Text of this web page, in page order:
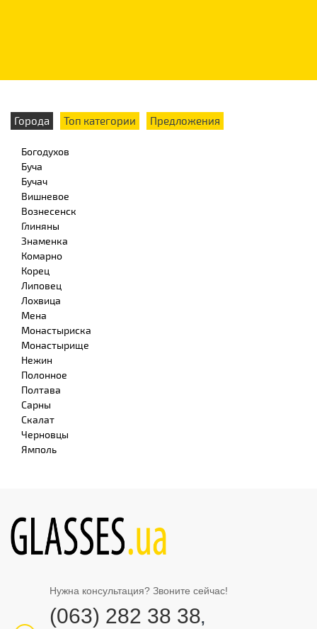
Города Топ категории Предложения
Богодухов
Буча
Бучач
Вишневое
Вознесенск
Глиняны
Знаменка
Комарно
Корец
Липовец
Лохвица
Мена
Монастыриска
Монастырище
Нежин
Полонное
Полтава
Сарны
Скалат
Черновцы
Ямполь
Нужна консультация? Звоните сейчас!
(063) 282 38 38,